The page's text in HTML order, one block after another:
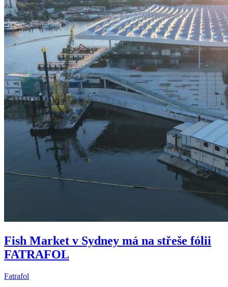
Fish Market v Sydney má na střeše fólii
FATRAFOL
Fatrafol